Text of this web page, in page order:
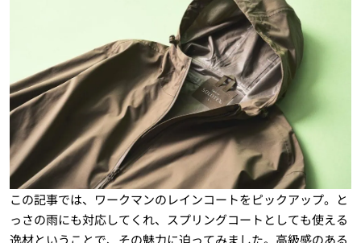
この記事では、ワークマンのレインコートをピックアップ。と
っさの雨にも対応してくれ、スプリングコートとしても使える
逸材ということで、その魅力に迫ってみました。高級感のある